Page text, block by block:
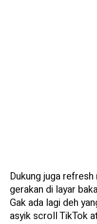
Dukung juga
gerakan di layar
Gak ada lagi deh
asyik scroll TikTok